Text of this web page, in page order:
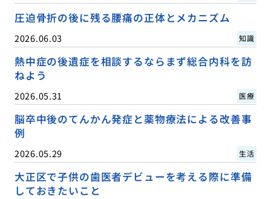
圧迫骨折の後に残る腰痛の正体とメカニズム
2026.06.03 知識
熱中症の後遺症を相談するならまず総合内科を訪
ねよう
2026.05.31 医療
脳卒中後のてんかん発症と薬物療法による改善事
例
2026.05.29 生活
大正区で子供の歯医者デビューを考える際に準備
しておきたいこと